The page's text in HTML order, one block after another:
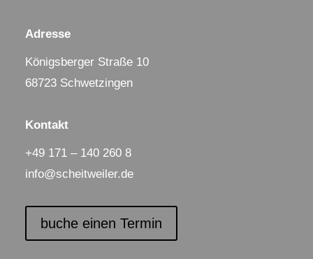
Adresse
Königsberger Straße 10
68723 Schwetzingen
Kontakt
+49 171 – 140 260 8
info@scheitweiler.de
buche einen Termin